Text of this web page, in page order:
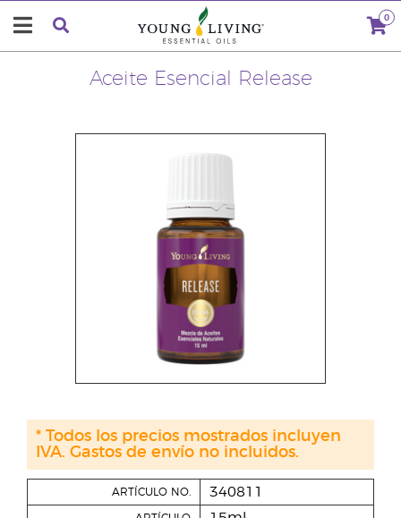
0
Aceite Esencial Release
ARTÍCULO NO. 340811
* Todos los precios mostrados incluyen
IVA. Gastos de envío no incluidos.